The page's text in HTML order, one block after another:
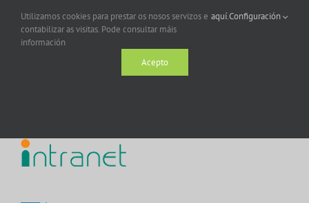
Utilizamos cookies para prestar os nosos servizos e
contabilizar as visitas. Pode consultar máis
información
aquí.Configuración
Acepto